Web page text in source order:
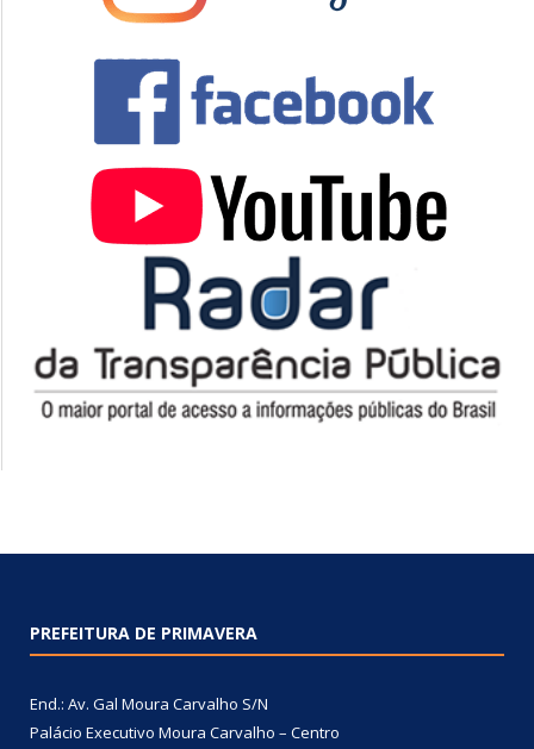
PREFEITURA DE PRIMAVERA
End.: Av. Gal Moura Carvalho S/N
Palácio Executivo Moura Carvalho – Centro